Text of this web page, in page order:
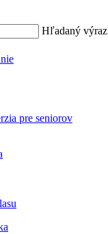
Hľadaný výraz
pre seniorov